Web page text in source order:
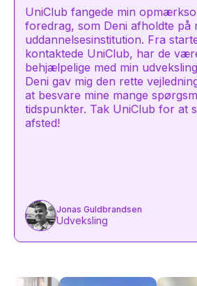
UniClub fangede min
foredrag, som Deni afholdte på
uddannelsesinstitution. Fra
kontaktede UniClub, har de
behjælpelige med min
Deni gav mig den rette
at besvare mine mange
tidspunkter. Tak UniClub for at
afsted!
Jonas Guldbrandsen
Udveksling